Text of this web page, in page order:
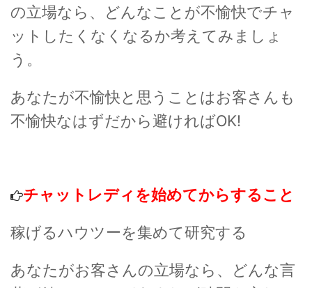
の立場なら、どんなことが不愉快でチャ
ットしたくなくなるか考えてみましょ
う。
あなたが不愉快と思うことはお客さんも
不愉快なはずだから避ければOK!
チャットレディを始めてからすること
稼げるハウツーを集めて研究する
あなたがお客さんの立場なら、どんな言